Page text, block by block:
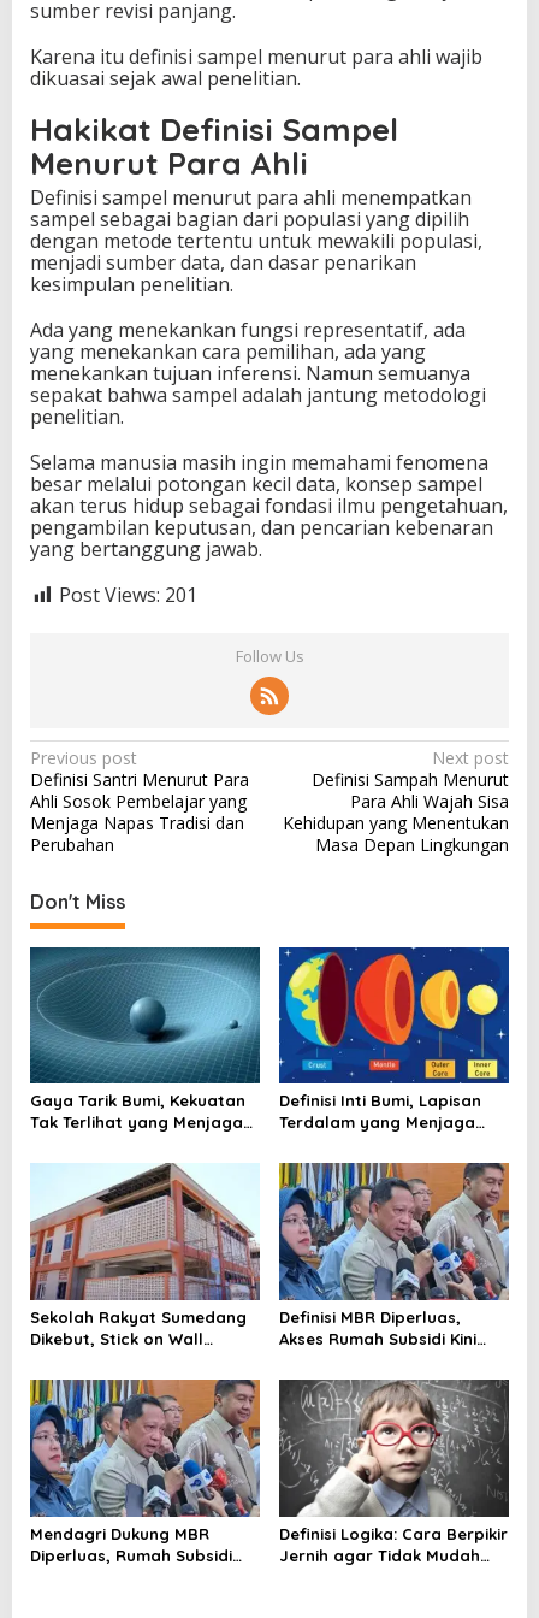
sumber revisi panjang.
Karena itu definisi sampel menurut para ahli wajib
dikuasai sejak awal penelitian.
Hakikat Definisi Sampel
Menurut Para Ahli
Definisi sampel menurut para ahli menempatkan
sampel sebagai bagian dari populasi yang dipilih
dengan metode tertentu untuk mewakili populasi,
menjadi sumber data, dan dasar penarikan
kesimpulan penelitian.
Ada yang menekankan fungsi representatif, ada
yang menekankan cara pemilihan, ada yang
menekankan tujuan inferensi. Namun semuanya
sepakat bahwa sampel adalah jantung metodologi
penelitian.
Selama manusia masih ingin memahami fenomena
besar melalui potongan kecil data, konsep sampel
akan terus hidup sebagai fondasi ilmu pengetahuan,
pengambilan keputusan, dan pencarian kebenaran
yang bertanggung jawab.
Post Views: 201
Follow Us
P
o
s
t
n
a
v
i
g
a
t
i
o
Previous post
Definisi Santri Menurut Para
Ahli Sosok Pembelajar yang
Menjaga Napas Tradisi dan
Perubahan
Next post
Definisi Sampah Menurut
Para Ahli Wajah Sisa
Kehidupan yang Menentukan
Masa Depan Lingkungan
Don't Miss
Gaya Tarik Bumi, Kekuatan
Tak Terlihat yang Menjaga
Definisi Inti Bumi, Lapisan
Terdalam yang Menjaga
Sekolah Rakyat Sumedang
Dikebut, Stick on Wall
Definisi MBR Diperluas,
Akses Rumah Subsidi Kini
Warga
Mendagri Dukung MBR
Diperluas, Rumah Subsidi
Definisi Logika: Cara Berpikir
Jernih agar Tidak Mudah